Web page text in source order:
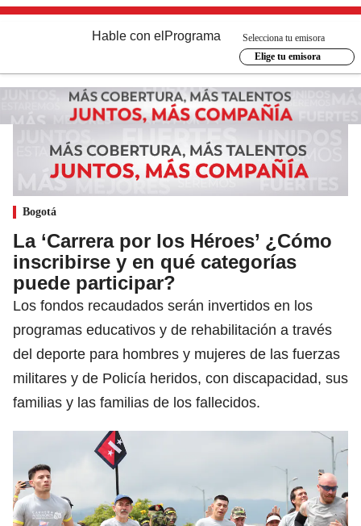
Hable con el Programa
Selecciona tu emisora
Elige tu emisora
Bogotá
La ‘Carrera por los Héroes’ ¿Cómo
inscribirse y en qué categorías
puede participar?
Los fondos recaudados serán invertidos en los
programas educativos y de rehabilitación a través
del deporte para hombres y mujeres de las fuerzas
militares y de Policía heridos, con discapacidad, sus
familias y las familias de los fallecidos.